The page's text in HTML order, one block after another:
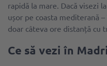
rapidă la mare. Dacă visezi
ușor pe coasta mediterană
doar câteva ore distanță cu
Ce să vezi în